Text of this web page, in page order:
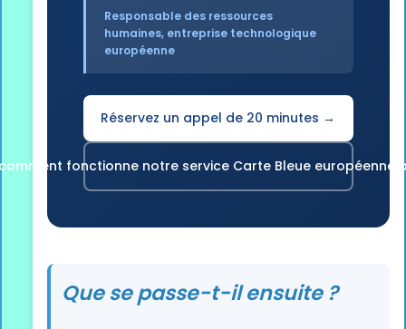
Responsable des ressources
humaines, entreprise technologique
européenne
Réservez un appel de 20 minutes →
fonctionne notre service Carte Bleue européenne
Que se passe-t-il ensuite ?